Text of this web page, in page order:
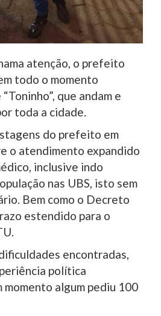
atenção, o prefeito
todo o momento
que andam e
toda a cidade.
do prefeito em
o atendimento expandido
inclusive indo
nas UBS, isto sem
Bem como o Decreto
estendido para o
encontradas,
política
algum pediu 100